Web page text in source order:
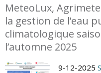
MeteoLux,
la gestion de l’eau
climatologique
l’automne 2025
9-12-2025